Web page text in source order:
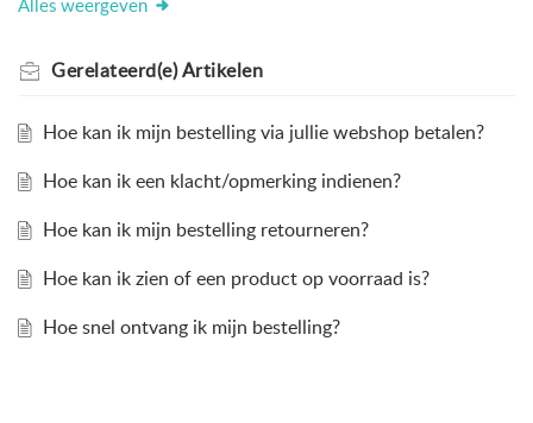
Alles weergeven
Gerelateerd(e)Artikelen
Hoe kan ik mijn bestelling via jullie webshop betalen?
Hoe kan ik een klacht/opmerking indienen?
Hoe kan ik mijn bestelling retourneren?
Hoe kan ik zien of een product op voorraad is?
Hoe snel ontvang ik mijn bestelling?